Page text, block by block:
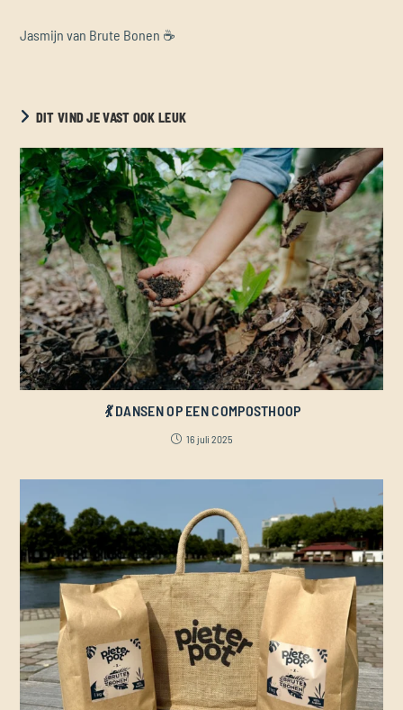
Jasmijn van Brute Bonen ☕️
DIT VIND JE VAST OOK LEUK
💃 DANSEN OP EEN COMPOSTHOOP
16 juli 2025